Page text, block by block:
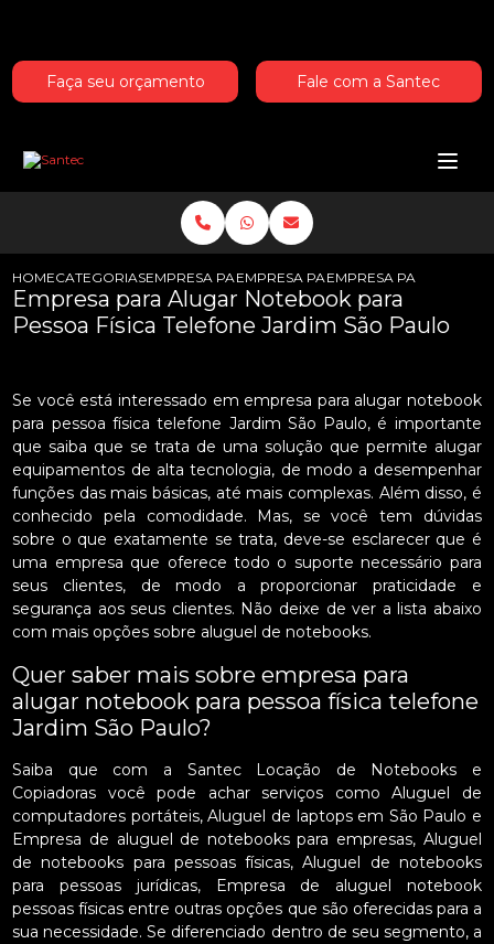
Faça seu orçamento Fale com a Santec
HOMECATEGORIASEMPRESA PARA ALUGAR NOTEBOOKS
EMPRESA PARA ALUGAR
EMPRESA PARA
Empresa para Alugar Notebook para
Pessoa Física Telefone Jardim São Paulo
Se você está interessado em empresa para alugar notebook
para pessoa física telefone Jardim São Paulo, é importante
que saiba que se trata de uma solução que permite alugar
equipamentos de alta tecnologia, de modo a desempenhar
funções das mais básicas, até mais complexas. Além disso, é
conhecido pela comodidade. Mas, se você tem dúvidas
sobre o que exatamente se trata, deve-se esclarecer que é
uma empresa que oferece todo o suporte necessário para
seus clientes, de modo a proporcionar praticidade e
segurança aos seus clientes. Não deixe de ver a lista abaixo
com mais opções sobre aluguel de notebooks.
Quer saber mais sobre empresa para
alugar notebook para pessoa física telefone
Jardim São Paulo?
Saiba que com a Santec Locação de Notebooks e
Copiadoras você pode achar serviços como Aluguel de
computadores portáteis, Aluguel de laptops em São Paulo e
Empresa de aluguel de notebooks para empresas, Aluguel
de notebooks para pessoas físicas, Aluguel de notebooks
para pessoas jurídicas, Empresa de aluguel notebook
pessoas físicas entre outras opções que são oferecidas para a
sua necessidade. Se diferenciado dentro de seu segmento, a